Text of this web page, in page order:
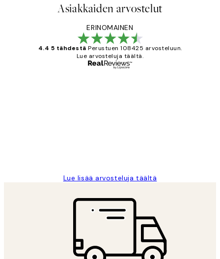
Asiakkaiden arvostelut
ERINOMAINEN
4.4 5 tähdestä Perustuen 108425 arvosteluun.
Lue arvosteluja täältä.
Lue lisää arvosteluja täältä